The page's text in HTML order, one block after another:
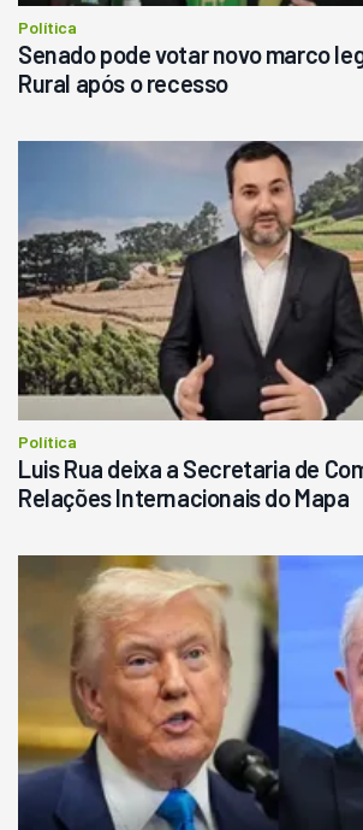
Consultar
Política
Senado pode votar novo marco
Rural após o recesso
Política
Luis Rua deixa a Secretaria de
Relações Internacionais do Mapa